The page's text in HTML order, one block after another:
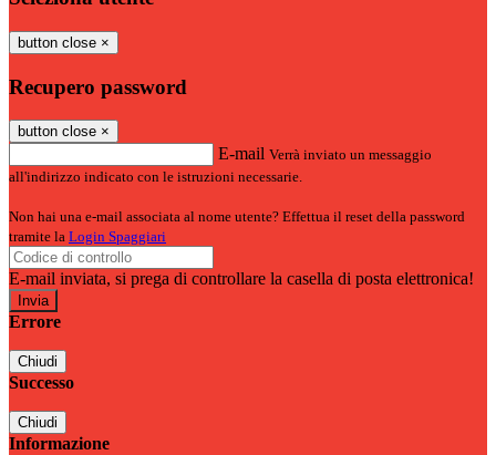
button close ×
Recupero password
button close ×
E-mail Verrà inviato un messaggio
all'indirizzo indicato con le istruzioni necessarie.
Non hai una e-mail associata al nome utente? Effettua il reset della password
tramite la Login Spaggiari
E-mail inviata, si prega di controllare la casella di posta elettronica!
Errore
Chiudi
Successo
Chiudi
Informazione